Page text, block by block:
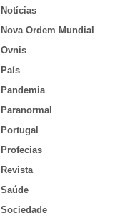
Notícias
Nova Ordem Mundial
Ovnis
País
Pandemia
Paranormal
Portugal
Profecias
Revista
Saúde
Sociedade